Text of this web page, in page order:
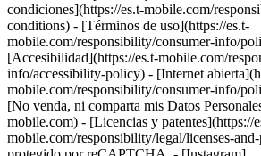
condiciones](https://es.t-mobile.com/
conditions) - [Términos de uso](https://es.t-
mobile.com/responsibility/consumer-info/
[Accesibilidad](https://es.t-mobile.com/
info/accessibility-policy) - [Internet
mobile.com/responsibility/consumer-info/
[No venda, ni comparta mis Datos
mobile.com) - [Licencias y patentes](https://
mobile.com/responsibility/legal/licenses-and-